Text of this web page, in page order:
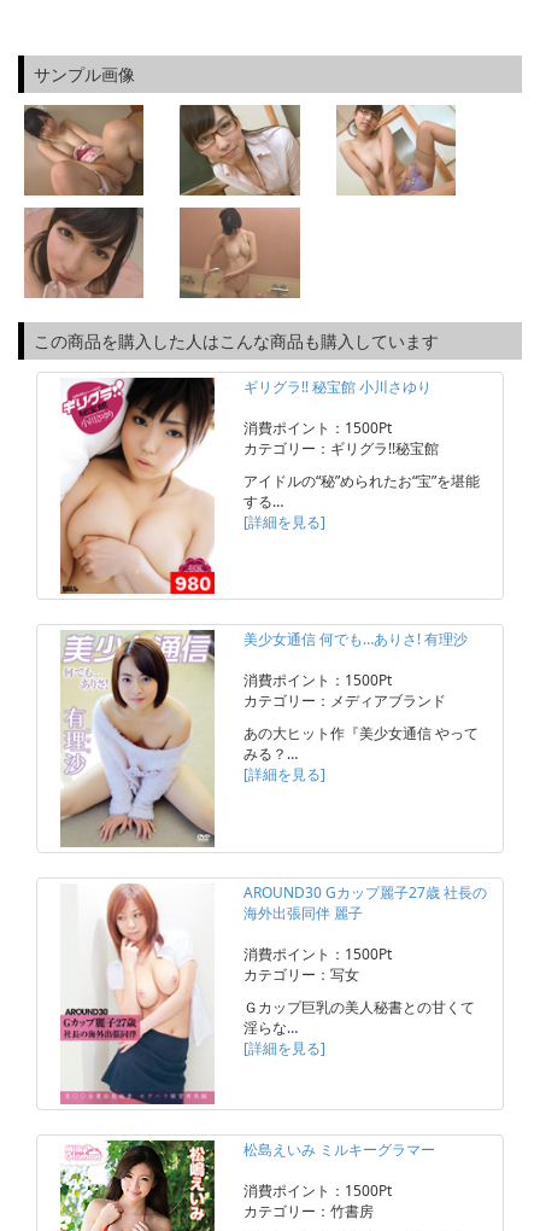
サンプル画像
この商品を購入した人はこんな商品も購入しています
ギリグラ!! 秘宝館 小川さゆり
消費ポイント：1500Pt
カテゴリー：ギリグラ!!秘宝館
アイドルの“秘”められたお“宝”を堪能
する…
[詳細を見る]
美少女通信 何でも…ありさ! 有理沙
消費ポイント：1500Pt
カテゴリー：メディアブランド
あの大ヒット作『美少女通信 やって
みる？…
[詳細を見る]
AROUND30 Gカップ麗子27歳 社長の
海外出張同伴 麗子
消費ポイント：1500Pt
カテゴリー：写女
Ｇカップ巨乳の美人秘書との甘くて
淫らな…
[詳細を見る]
松島えいみ ミルキーグラマー
消費ポイント：1500Pt
カテゴリー：竹書房